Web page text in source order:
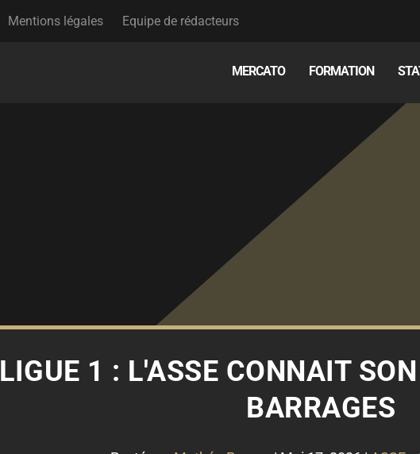
Mentions légales Equipe de rédacteurs
MERCATO FORMATION
LIGUE 1 : L'ASSE CONNAIT
BARRAGES